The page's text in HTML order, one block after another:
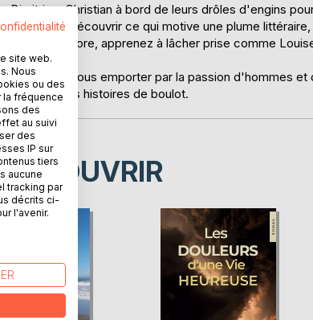
Dimitri ou Christian à bord de leurs drôles d'engins
Venez découvrir ce qui motive une plume
Ou bien encore, apprenez à lâcher prise comme
laissez-vous emporter par la passion d'hommes et
leurs petites histoires de boulot.
site web.
Nous
ou des
la fréquence
des
au suivi
des
IP sur
tiers
aucune
tracking par
décrits ci-
l'avenir.